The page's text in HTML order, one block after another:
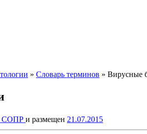
» Словарь терминов » Вирусные
СОПР и размещен 21.07.2015